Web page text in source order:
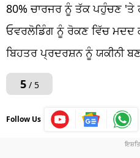
80% ਚਾਰਜਰ ਨੂੰ ਤੱਕ ਪਹੁੰਚਣ 'ਤੇ
ਓਵਰਲੋਡਿੰਗ ਨੂੰ ਰੋਕਣ ਵਿੱਚ
ਬਿਹਤਰ ਪ੍ਰਦਰਸ਼ਨ ਨੂੰ ਯਕੀਨੀ
5/ 5
Follow Us